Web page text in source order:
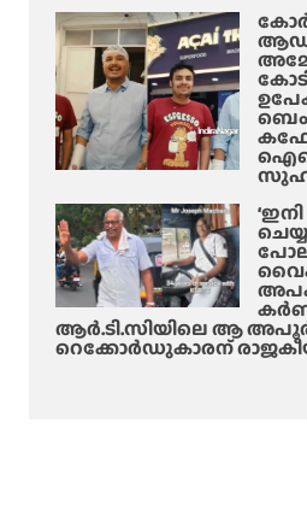
ആർ.ടി.സിയിലെ ആ
റെക്കോർഡുകാരന്